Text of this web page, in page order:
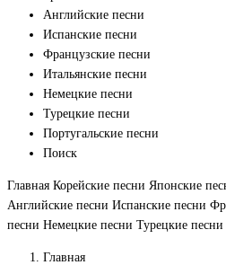
Английские песни
Испанские песни
Французские песни
Итальянские песни
Немецкие песни
Турецкие песни
Португальские песни
Поиск
Главная Корейские песни Японские
Английские песни Испанские песни
песни Немецкие песни Турецкие песни
Главная